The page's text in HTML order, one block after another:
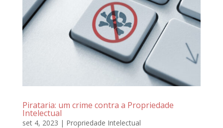
Pirataria: um crime contra a Propriedade
Intelectual
set 4, 2023 | Propriedade Intelectual